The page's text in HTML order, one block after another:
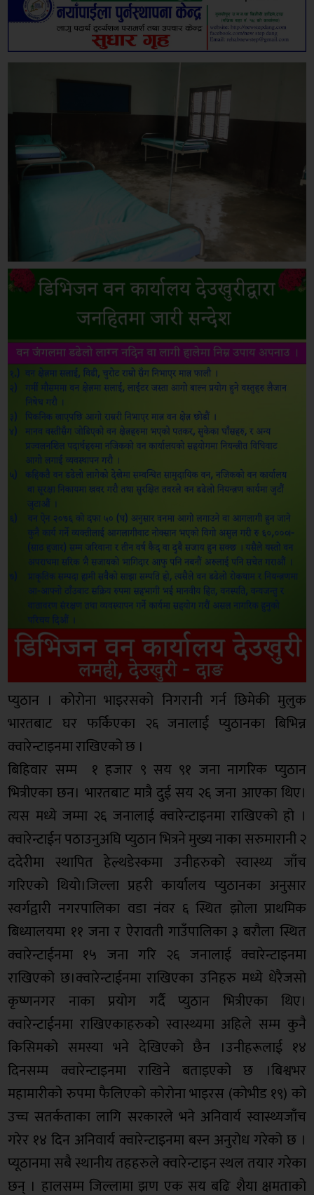
प्युठान । कोरोना भाइरसको निगरानी गर्न छिमेकी मुलुक
भारतबाट घर फर्किएका २६ जनालाई प्युठानका बिभिन्न
क्वारेन्टाइनमा राखिएको छ ।
बिहिवार सम्म १ हजार ९ सय ९१ जना नागरिक प्युठान
भित्रीएका छन। भारतबाट मात्रै दुई सय २६ जना आएका थिए।
त्यस मध्ये जम्मा २६ जनालाई क्वारेन्टाइनमा राखिएको हो ।
क्वारेन्टाईन पठाउनुअघि प्युठान भित्रने मुख्य नाका सरुमारानी २
ददेरीमा स्थापित हेल्थडेस्कमा उनीहरुको स्वास्थ्य जाँच
गरिएको थियो।जिल्ला प्रहरी कार्यालय प्युठानका अनुसार
स्वर्गद्वारी नगरपालिका वडा नंवर ६ स्थित झोला प्राथमिक
बिध्यालयमा ११ जना र ऐरावती गाउँपालिका ३ बरौला स्थित
क्वारेन्टाईनमा १५ जना गरि २६ जनालाई क्वारेन्टाइनमा
राखिएको छ।क्वारेन्टाईनमा राखिएका उनिहरु मध्ये धेरैजसो
कृष्णनगर नाका प्रयोग गर्दै प्युठान भित्रीएका थिए।
क्वारेन्टाईनमा राखिएकाहरुको स्वास्थ्यमा अहिले सम्म कुनै
किसिमको समस्या भने देखिएको छैन ।उनीहरूलाई १४
दिनसम्म क्वारेन्टाइनमा राखिने बताइएको छ ।बिश्वभर
महामारीको रुपमा फैलिएको कोरोना भाइरस (कोभीड १९) को
उच्च सतर्कताका लागि सरकारले भने अनिवार्य स्वास्थ्यजाँच
गरेर १४ दिन अनिवार्य क्वारेन्टाइनमा बस्न अनुरोध गरेको छ ।
प्यूठानमा सबै स्थानीय तहहरुले क्‍वारेन्टाइन स्थल तयार गरेका
छन् । हालसम्म जिल्लामा झण एक सय बढि शैया क्षमताको